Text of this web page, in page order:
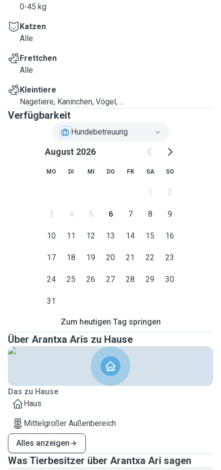
0-45 kg
Katzen
Alle
Frettchen
Alle
Kleintiere
Nagetiere, Kaninchen, Vögel, ...
Verfügbarkeit
Hundebetreuung
August 2026
MO DI MI DO FR SA SO
1 2
3 4 5 6 7 8 9
10 11 12 13 14 15 16
17 18 19 20 21 22 23
24 25 26 27 28 29 30
31
Zum heutigen Tag springen
Über Arantxa Aris zu Hause
Das zu Hause
Haus
Mittelgroßer Außenbereich
Alles anzeigen
Was Tierbesitzer über Arantxa Ari sagen